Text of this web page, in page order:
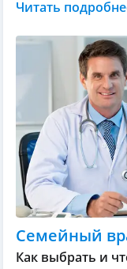
Читать
Семейный
Как выбрать и